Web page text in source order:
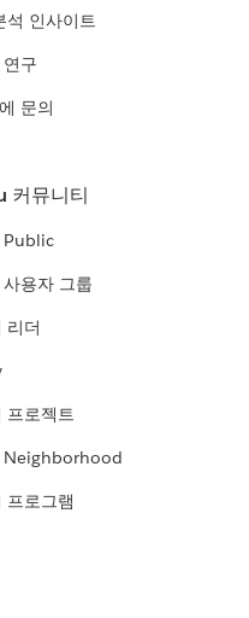
석 인사이트
구
문의
커뮤니티
Public
용자 그룹
리더
프로젝트
Neighborhood
프로그램